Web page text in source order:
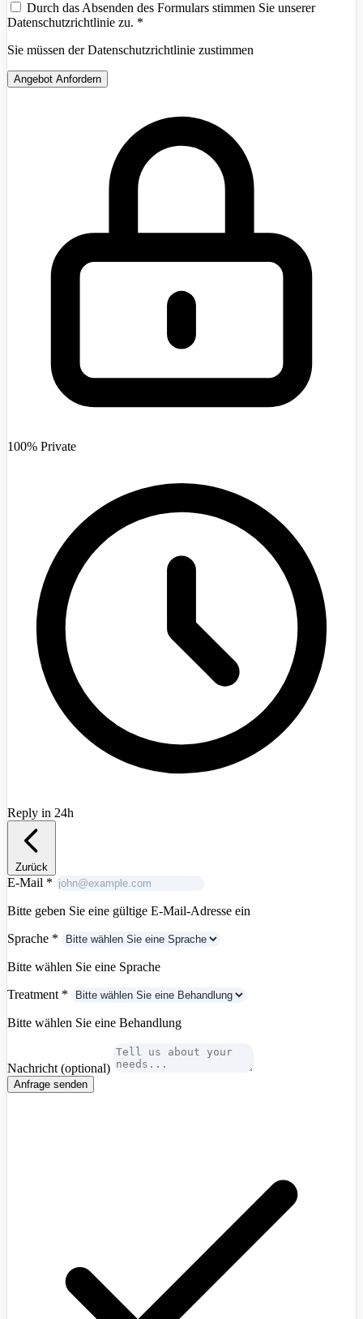
Afghanistan
Albania
+213
Durch das Absenden des Formulars stimmen Sie unserer
Datenschutzrichtlinie zu. *
Sie müssen der Datenschutzrichtlinie zustimmen
Angebot Anfordern
100% Private
Reply in 24h
Zurück
E-Mail *
Bitte geben Sie eine gültige E-Mail-Adresse ein
Sprache *
Bitte wählen Sie eine Sprache
Treatment *
Bitte wählen Sie eine Behandlung
Nachricht(optional)
Anfrage senden